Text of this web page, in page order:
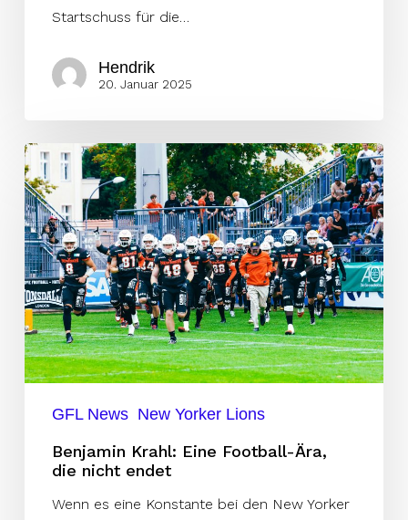
Startschuss für die…
Hendrik
20. Januar 2025
Benjamin
Krahl:
Eine
Football-
Ära,
die
nicht
endet
GFL News New Yorker Lions
Benjamin Krahl: Eine Football-Ära,
die nicht endet
Wenn es eine Konstante bei den New Yorker